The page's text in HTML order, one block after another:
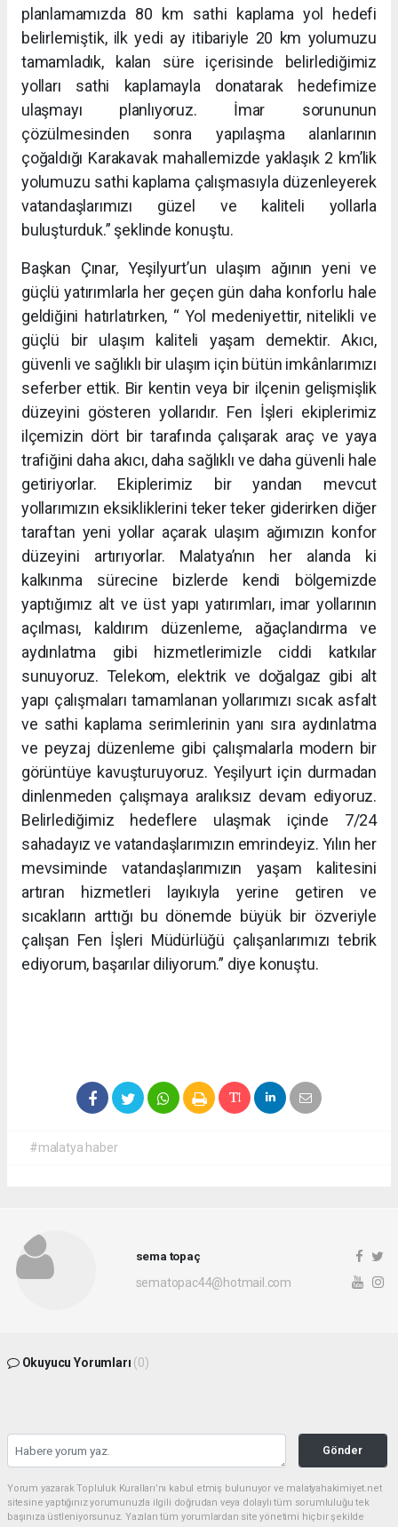
planlamamızda 80 km sathi kaplama yol hedefi
belirlemiştik, ilk yedi ay itibariyle 20 km yolumuzu
tamamladık, kalan süre içerisinde belirlediğimiz
yolları sathi kaplamayla donatarak hedefimize
ulaşmayı planlıyoruz. İmar sorununun
çözülmesinden sonra yapılaşma alanlarının
çoğaldığı Karakavak mahallemizde yaklaşık 2 km’lik
yolumuzu sathi kaplama çalışmasıyla düzenleyerek
vatandaşlarımızı güzel ve kaliteli yollarla
buluşturduk.” şeklinde konuştu.
Başkan Çınar, Yeşilyurt’un ulaşım ağının yeni ve
güçlü yatırımlarla her geçen gün daha konforlu hale
geldiğini hatırlatırken, “ Yol medeniyettir, nitelikli ve
güçlü bir ulaşım kaliteli yaşam demektir. Akıcı,
güvenli ve sağlıklı bir ulaşım için bütün imkânlarımızı
seferber ettik. Bir kentin veya bir ilçenin gelişmişlik
düzeyini gösteren yollarıdır. Fen İşleri ekiplerimiz
ilçemizin dört bir tarafında çalışarak araç ve yaya
trafiğini daha akıcı, daha sağlıklı ve daha güvenli hale
getiriyorlar. Ekiplerimiz bir yandan mevcut
yollarımızın eksikliklerini teker teker giderirken diğer
taraftan yeni yollar açarak ulaşım ağımızın konfor
düzeyini artırıyorlar. Malatya’nın her alanda ki
kalkınma sürecine bizlerde kendi bölgemizde
yaptığımız alt ve üst yapı yatırımları, imar yollarının
açılması, kaldırım düzenleme, ağaçlandırma ve
aydınlatma gibi hizmetlerimizle ciddi katkılar
sunuyoruz. Telekom, elektrik ve doğalgaz gibi alt
yapı çalışmaları tamamlanan yollarımızı sıcak asfalt
ve sathi kaplama serimlerinin yanı sıra aydınlatma
ve peyzaj düzenleme gibi çalışmalarla modern bir
görüntüye kavuşturuyoruz. Yeşilyurt için durmadan
dinlenmeden çalışmaya aralıksız devam ediyoruz.
Belirlediğimiz hedeflere ulaşmak içinde 7/24
sahadayız ve vatandaşlarımızın emrindeyiz. Yılın her
mevsiminde vatandaşlarımızın yaşam kalitesini
artıran hizmetleri layıkıyla yerine getiren ve
sıcakların arttığı bu dönemde büyük bir özveriyle
çalışan Fen İşleri Müdürlüğü çalışanlarımızı tebrik
ediyorum, başarılar diliyorum.” diye konuştu.
#malatya haber
sema topaç
sematopac44@hotmail.com
Okuyucu Yorumları (0)
Gönder
Yorum yazarak Topluluk Kuralları’nı kabul etmiş bulunuyor ve malatyahakimiyet.net
sitesine yaptığınız yorumunuzla ilgili doğrudan veya dolaylı tüm sorumluluğu tek
başınıza üstleniyorsunuz. Yazılan tüm yorumlardan site yönetimi hiçbir şekilde